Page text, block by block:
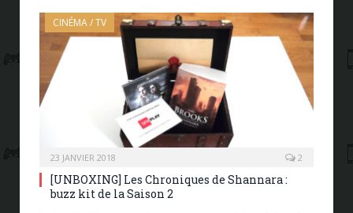
CINÉMA / TV
23 JANVIER 2018 2
[UNBOXING] Les Chroniques de Shannara :
buzz kit de la Saison 2